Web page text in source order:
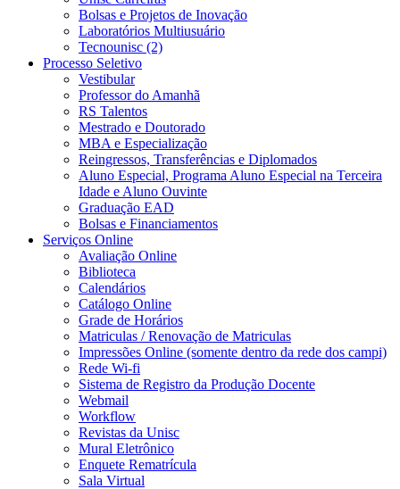
Bolsas e Projetos de Inovação
Laboratórios Multiusuário
Tecnounisc (2)
Processo Seletivo
Vestibular
Professor do Amanhã
RS Talentos
Mestrado e Doutorado
MBA e Especialização
Reingressos, Transferências e Diplomados
Aluno Especial, Programa Aluno Especial na Terceira
Idade e Aluno Ouvinte
Graduação EAD
Bolsas e Financiamentos
Serviços Online
Avaliação Online
Biblioteca
Calendários
Catálogo Online
Grade de Horários
Matriculas / Renovação de Matriculas
Impressões Online (somente dentro da rede dos campi)
Rede Wi-fi
Sistema de Registro da Produção Docente
Webmail
Workflow
Revistas da Unisc
Mural Eletrônico
Enquete Rematrícula
Sala Virtual